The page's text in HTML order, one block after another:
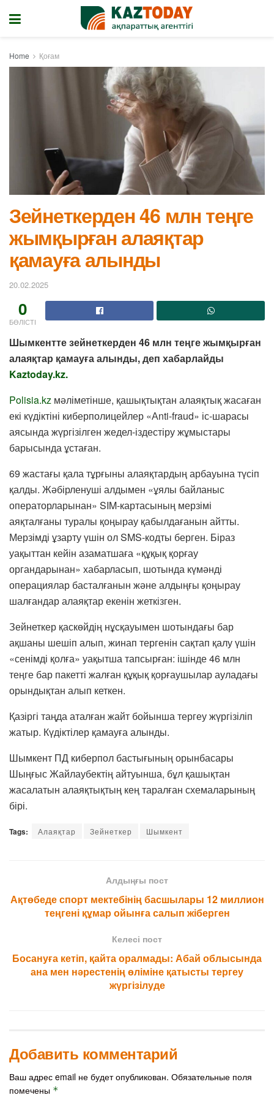
Home Қоғам
Зейнеткерден 46 млн теңге
жымқырған алаяқтар
қамауға алынды
20.02.2025
0
БӨЛІСТІ
Шымкентте зейнеткерден 46 млн теңге жымқырған
алаяқтар қамауға алынды, деп хабарлайды
Kaztoday.kz.
Polisia.kz мәліметінше, қашықтықтан алаяқтық жасаған
екі күдіктіні киберполицейлер «Аnti-fraud» іс-шарасы
аясында жүргізілген жедел-іздестіру жұмыстары
барысында ұстаған.
69 жастағы қала тұрғыны алаяқтардың арбауына түсіп
қалды. Жәбірленуші алдымен «ұялы байланыс
операторларынан» SIM-картасының мерзімі
аяқталғаны туралы қоңырау қабылдағанын айтты.
Мерзімді ұзарту үшін ол SMS-кодты берген. Біраз
уақыттан кейін азаматшаға «құқық қорғау
органдарынан» хабарласып, шотында күмәнді
операциялар басталғанын және алдыңғы қоңырау
шалғандар алаяқтар екенін жеткізген.
Зейнеткер қаскөйдің нұсқауымен шотындағы бар
ақшаны шешіп алып, жинап тергенін сақтап қалу үшін
«сенімді қолға» уақытша тапсырған: ішінде 46 млн
теңге бар пакетті жалған құқық қорғаушылар ауладағы
орындықтан алып кеткен.
Қазіргі таңда аталған жайт бойынша тергеу жүргізіліп
жатыр. Күдіктілер қамауға алынды.
Шымкент ПД киберпол бастығының орынбасары
Шыңғыс Жайлаубектің айтуынша, бұл қашықтан
жасалатын алаяқтықтың кең таралған схемаларының
бірі.
Tags: Алаяқтар Зейнеткер Шымкент
Алдыңғы пост
Ақтөбеде спорт мектебінің басшылары 12 миллион
теңгені құмар ойынға салып жіберген
Келесі пост
Босануға кетіп, қайта оралмады: Абай облысында
ана мен нәрестенің өліміне қатысты тергеу
жүргізілуде
Добавить комментарий
Ваш адрес email не будет опубликован. Обязательные поля
помечены *